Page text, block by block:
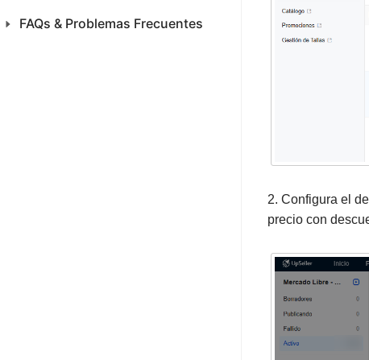
FAQs & Problemas Frecuentes
2. Configura el
precio con